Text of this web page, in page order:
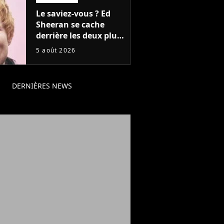
Le saviez-vous ? Ed
Sheeran se cache
derrière les deux plus
gros tubes du
5 août 2026
DERNIÈRES NEWS